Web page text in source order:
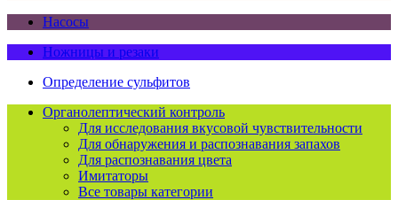
Насосы
Ножницы и резаки
Определение сульфитов
Органолептический контроль
Для исследования вкусовой чувствительности
Для обнаружения и распознавания запахов
Для распознавания цвета
Имитаторы
Все товары категории